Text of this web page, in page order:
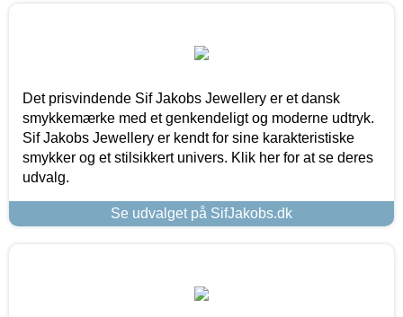
Det prisvindende Sif Jakobs Jewellery er et dansk
smykkemærke med et genkendeligt og moderne udtryk.
Sif Jakobs Jewellery er kendt for sine karakteristiske
smykker og et stilsikkert univers. Klik her for at se deres
udvalg.
Se udvalget på SifJakobs.dk